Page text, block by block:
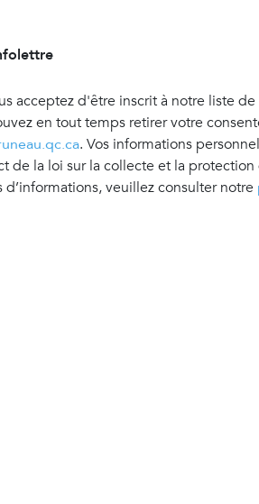
acceptez d'être inscrit à notre liste
en tout temps retirer votre
. Vos informations
de la loi sur la collecte et la
d’informations, veuillez consulter notre